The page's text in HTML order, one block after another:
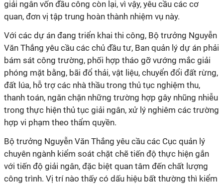
giải ngân vốn đầu công còn lại, vì vậy, yêu cầu các cơ
quan, đơn vị tập trung hoàn thành nhiệm vụ này.
Với các dự án đang triển khai thi công, Bộ trưởng Nguyễn
Văn Thắng yêu cầu các chủ đầu tư, Ban quản lý dự án phải
bám sát công trường, phối hợp tháo gỡ vướng mắc giải
phóng mặt bằng, bãi đổ thải, vật liệu, chuyển đổi đất rừng,
đất lúa, hỗ trợ các nhà thầu trong thủ tục nghiệm thu,
thanh toán, ngăn chặn những trường hợp gây nhũng nhiễu
trong thực hiện thủ tục giải ngân, xử lý nghiêm các trường
hợp vi phạm theo thẩm quyền.
Bộ trưởng Nguyễn Văn Thắng yêu cầu các Cục quản lý
chuyên ngành kiểm soát chặt chẽ tiến độ thực hiện gắn
với tiến độ giải ngân, đặc biệt quan tâm đến chất lượng
công trình. Vị trí nào thấy có dấu hiệu bất thường thì kiểm